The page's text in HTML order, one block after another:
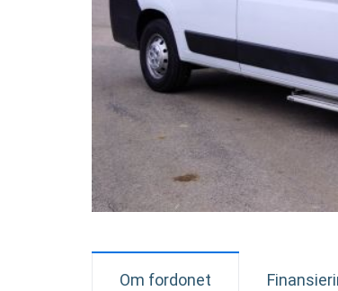
Om fordonet